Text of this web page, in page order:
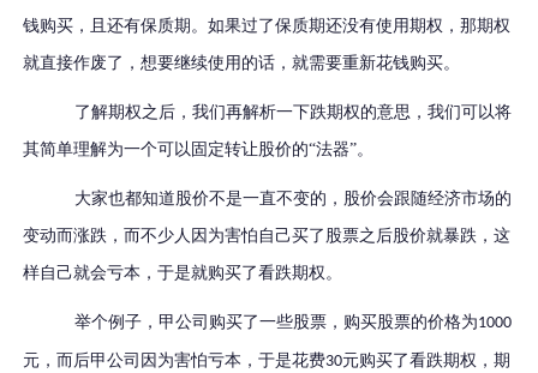
钱购买，且还有保质期。如果过了保质期还没有使用期权，那期权
就直接作废了，想要继续使用的话，就需要重新花钱购买。
了解期权之后，我们再解析一下跌期权的意思，我们可以将
其简单理解为一个可以固定转让股价的“法器”。
大家也都知道股价不是一直不变的，股价会跟随经济市场的
变动而涨跌，而不少人因为害怕自己买了股票之后股价就暴跌，这
样自己就会亏本，于是就购买了看跌期权。
举个例子，甲公司购买了一些股票，购买股票的价格为1000
元，而后甲公司因为害怕亏本，于是花费30元购买了看跌期权，期